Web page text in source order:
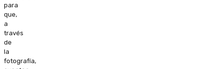
para
que,
a
través
de
la
fotografía,